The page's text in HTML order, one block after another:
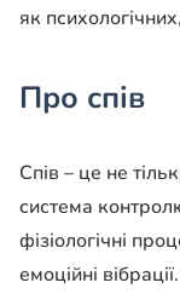
як
Про спів
Спів – це не
система
фізіологічні
емоційні